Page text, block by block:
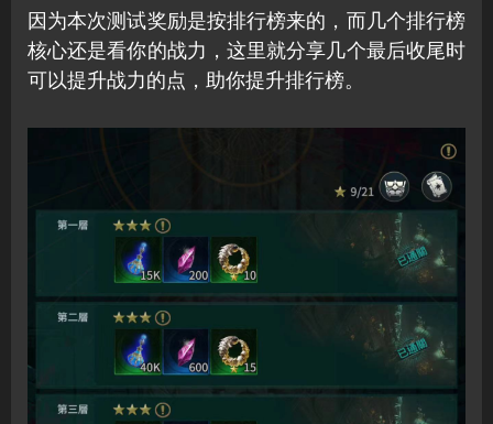
因为本次测试奖励是按排行榜来的，而几个排行榜
核心还是看你的战力，这里就分享几个最后收尾时
可以提升战力的点，助你提升排行榜。